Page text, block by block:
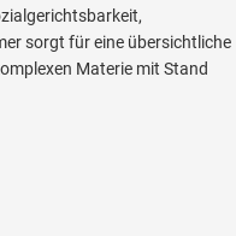
sorgt für eine übersichtliche
Materie mit Stand